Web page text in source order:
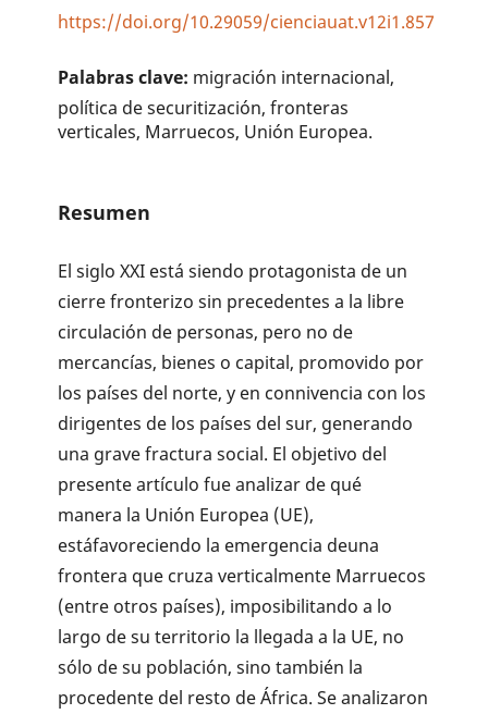
https://doi.org/10.29059/cienciauat.v12i1.857
Palabras clave: migración internacional,
política de securitización, fronteras
verticales, Marruecos, Unión Europea.
Resumen
El siglo XXI está siendo protagonista de un
cierre fronterizo sin precedentes a la libre
circulación de personas, pero no de
mercancías, bienes o capital, promovido por
los países del norte, y en connivencia con los
dirigentes de los países del sur, generando
una grave fractura social. El objetivo del
presente artículo fue analizar de qué
manera la Unión Europea (UE),
estáfavoreciendo la emergencia deuna
frontera que cruza verticalmente Marruecos
(entre otros países), imposibilitando a lo
largo de su territorio la llegada a la UE, no
sólo de su población, sino también la
procedente del resto de África. Se analizaron